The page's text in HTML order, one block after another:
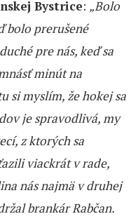
Bystrice: „Bolo
bolo prerušené
pre nás, keď sa
minút na
si myslím, že hokej sa
je spravodlivá, my
z ktorých sa
viackrát v rade,
nás najmä v druhej
brankár Rabčan.